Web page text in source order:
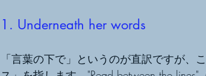
1. Underneath her words
「言葉の下で」というのが直訳ですが